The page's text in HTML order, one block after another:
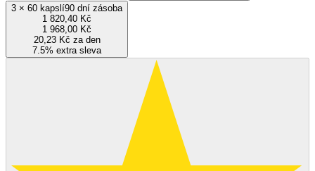
3 × 60 kapslí90 dní zásoba
1 820,40 Kč
1 968,00 Kč
20,23 Kč za den
7.5% extra sleva